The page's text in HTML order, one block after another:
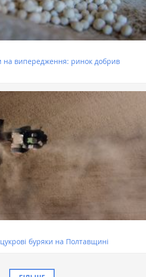
на випередження: ринок добрив
буряки на Полтавщині